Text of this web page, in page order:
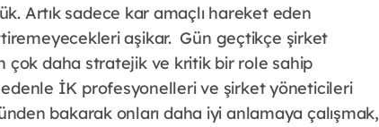
Artık sadece kar amaçlı hareket eden
aşikar. Gün geçtikçe şirket
çok daha stratejik ve kritik bir role sahip
İK profesyonelleri ve şirket yöneticileri
bakarak onları daha iyi anlamaya çalışmak,